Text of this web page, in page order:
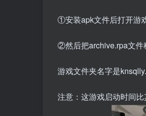
①安装apk文件后打开游
②然后把archive.rpa文件
游戏文件夹名字是
注意：这游戏启动时间